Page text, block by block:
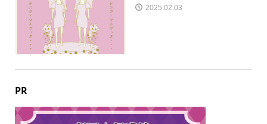
2025.02.03
PR